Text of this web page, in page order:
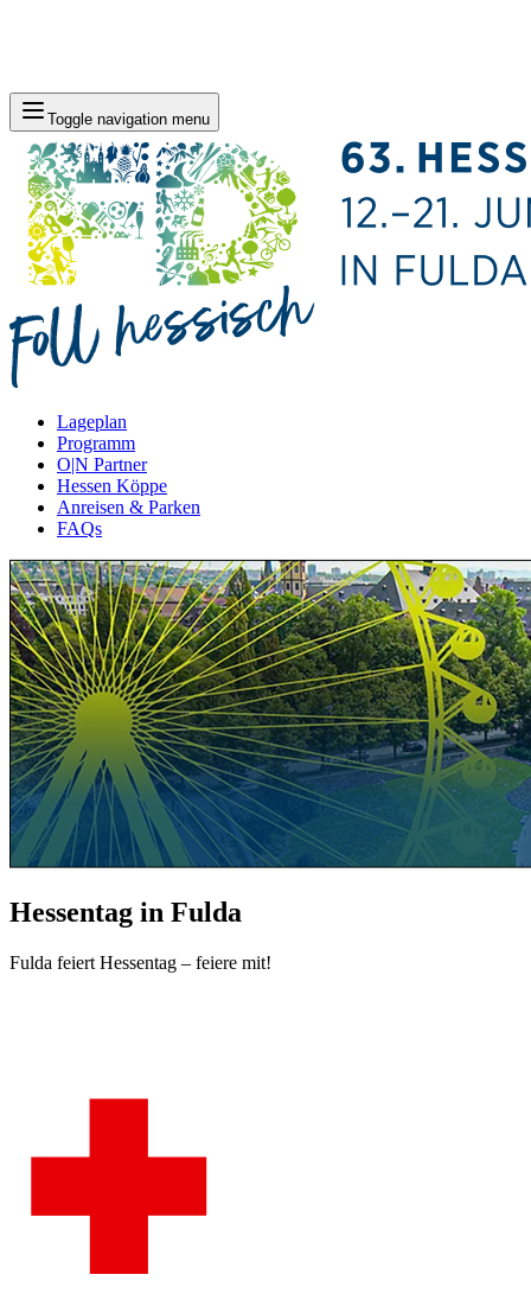
Toggle navigation menu
Lageplan
Programm
O|N Partner
Hessen Köppe
Anreisen & Parken
FAQs
Hessentag in Fulda
Fulda feiert Hessentag – feiere mit!